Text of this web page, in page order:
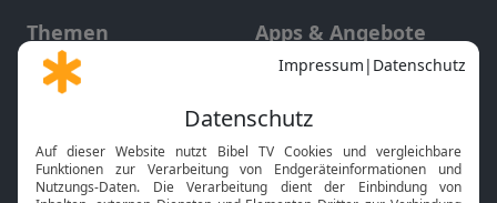
Themen
Gott und Bibel erklärt
Neuigkeiten
Apps & Angebote
Mobile App
Smart TV
HbbTV